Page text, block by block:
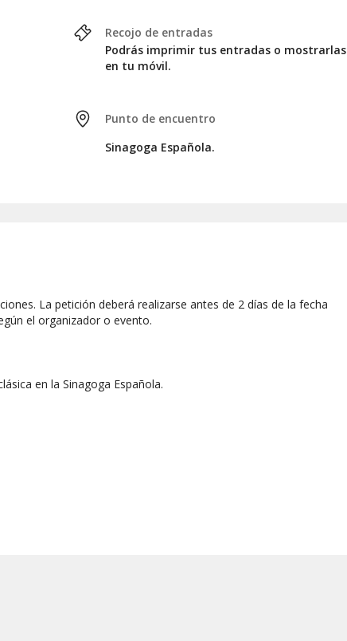
Recojo de entradas
Podrás imprimir tus entradas o mostrarlas
en tu móvil.
Punto de encuentro
Sinagoga Española.
La petición deberá realizarse antes de 2 días de la fecha
el organizador o evento.
en la Sinagoga Española.